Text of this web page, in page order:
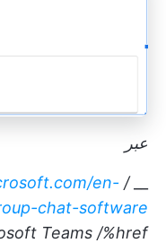
عبر
/ href/
en-
chat-software
Teams /%href/